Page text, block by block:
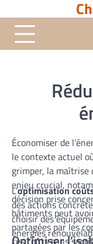
to
content
Économiser de
le contexte actuel
grimper, la maîtrise
enjeu crucial,
décision prise
bâtiments peut
partagées par les
ces coûts sans
L’optimisation
des actions
choisir des
énergies